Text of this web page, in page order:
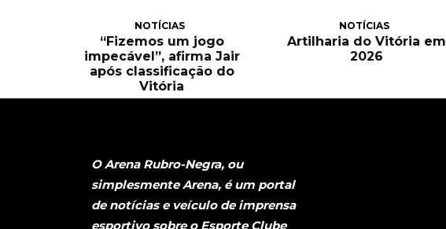
NOTÍCIAS
“Fizemos um jogo
impecável”, afirma Jair
após classificação do
Vitória
NOTÍCIAS
Artilharia do Vitória em
2026
O Arena Rubro-Negra, ou
simplesmente Arena, é um portal
de notícias e veículo de imprensa
esportivo sobre o Esporte Clube